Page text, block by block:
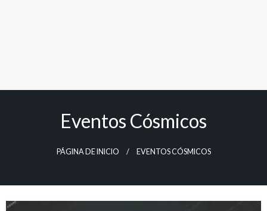
Eventos Cósmicos
PÁGINA DE INICIO EVENTOS CÓSMICOS